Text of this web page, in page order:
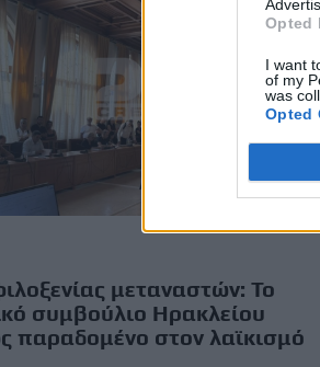
Opted
I want
of my
was
Opted
μεταναστών: Το
συμβούλιο Ηρακλείου
παραδομένο στον λαϊκισμό